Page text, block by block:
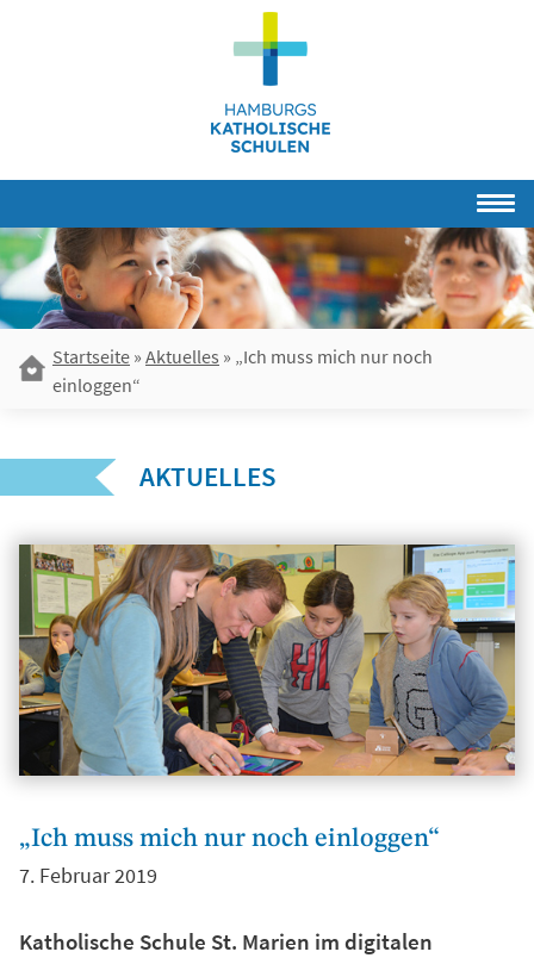
Startseite » Aktuelles » „Ich muss mich nur noch
einloggen“
AKTUELLES
„Ich muss mich nur noch einloggen“
7. Februar 2019
Katholische Schule St. Marien im digitalen